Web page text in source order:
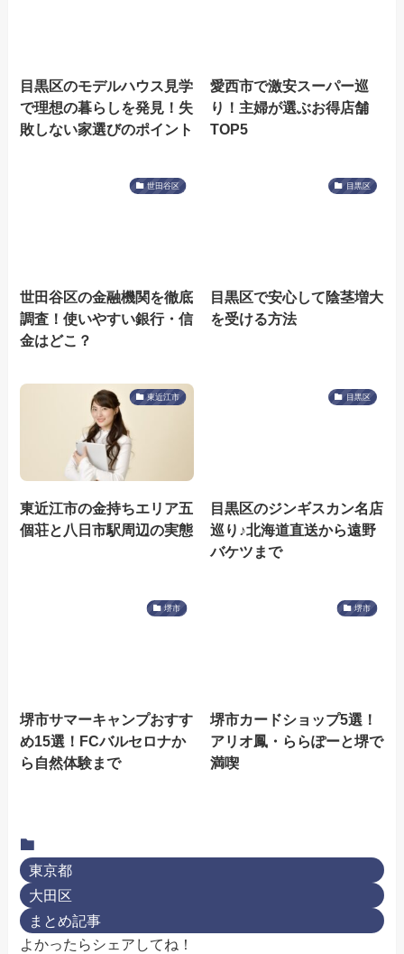
目黒区のモデルハウス見学
で理想の暮らしを発見！失
敗しない家選びのポイント
愛西市で激安スーパー巡
り！主婦が選ぶお得店舗
TOP5
世田谷区
世田谷区の金融機関を徹底
調査！使いやすい銀行・信
金はどこ？
目黒区
目黒区で安心して陰茎増大
を受ける方法
東近江市
東近江市の金持ちエリア五
個荘と八日市駅周辺の実態
目黒区
目黒区のジンギスカン名店
巡り♪北海道直送から遠野
バケツまで
堺市
堺市サマーキャンプおすす
め15選！FCバルセロナか
ら自然体験まで
堺市
堺市カードショップ5選！
アリオ鳳・ららぽーと堺で
満喫
東京都
大田区
まとめ記事
よかったらシェアしてね！